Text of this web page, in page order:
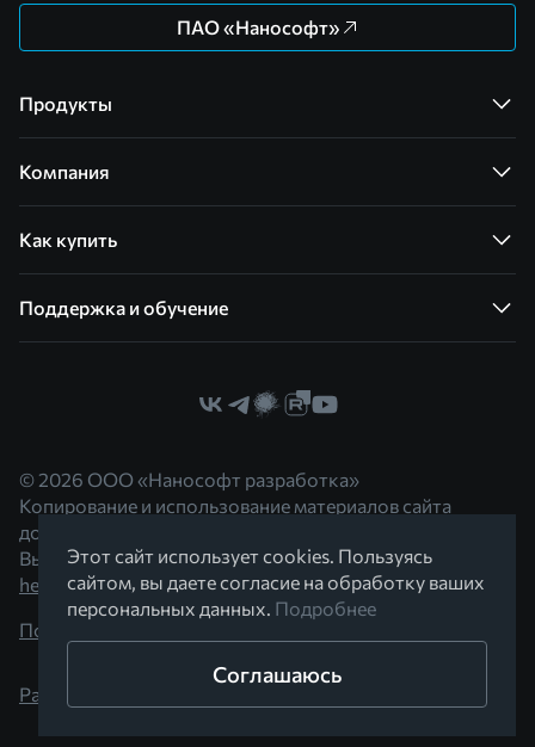
ПАО «Нанософт»
Продукты
Компания
Как купить
Поддержка и обучение
© 2026 ООО «Нанософт разработка»
Копирование и использование материалов сайта
допускается с согласия правообладателя.
Вы можете обратиться к нам по адресу
hello@nanocad.ru
Политика конфиденциальности
Разработано в Braind
Этот сайт использует cookies. Пользуясь
сайтом, вы даете согласие на обработку ваших
персональных данных. Подробнее
Соглашаюсь